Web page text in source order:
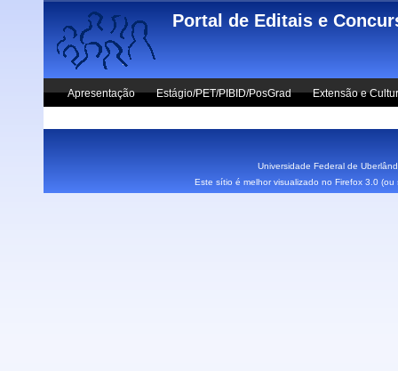
Skip to main content
Portal de Editais e
Apresentação Estágio/PET/PIBID/PosGrad Extensão e
Universidade Federal de
Este sítio é melhor visualizado no Firefox 3.0